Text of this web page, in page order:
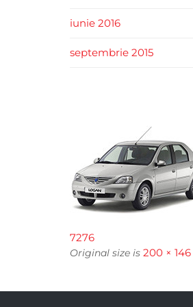
iunie 2016
septembrie 2015
7276
Original size is 200 × 146